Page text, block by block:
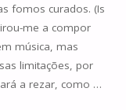
fomos curados. (Is
me a compor
música, mas
limitações, por
a rezar, como …